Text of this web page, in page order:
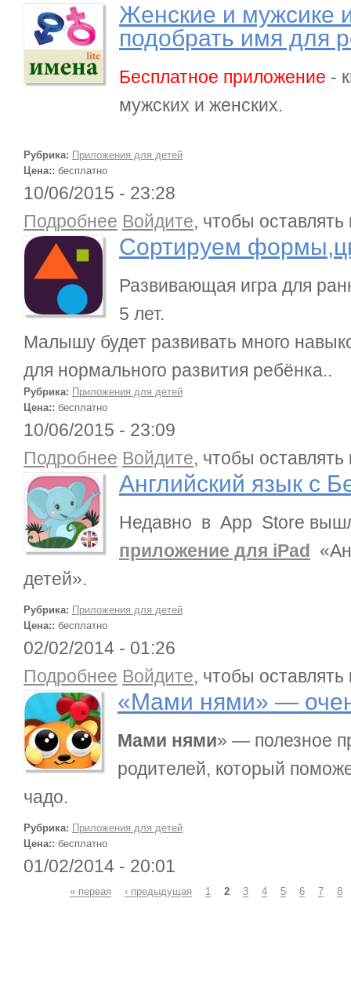
Женские и мужсике
подобрать имя для
Бесплатное приложение -
мужских и женских.
Рубрика: Приложения для детей
Цена:: бесплатно
10/06/2015 - 23:28
Подробнее о Сортируем формы,цвета,фигуры
Войдите, чтобы
Сортируем
Развивающая игра для
5 лет.
Малышу будет развивать много
для нормального развития ребёнка..
Рубрика: Приложения для детей
Цена:: бесплатно
10/06/2015 - 23:09
Подробнее о Английский язык с Бенни для детей
Войдите, чтобы
Английский язык с
Недавно в App Store
приложение для iPad
детей».
Рубрика: Приложения для детей
Цена:: бесплатно
02/02/2014 - 01:26
Подробнее о «Мами нями» — очень нужен родителям
Войдите, чтобы
«Мами нями» —
Мами нями» — полезное
родителей, который
чадо.
Рубрика: Приложения для детей
Цена:: бесплатно
01/02/2014 - 20:01
Страницы
« первая ‹ предыдущая 1 2 3 4 5 6 7 8